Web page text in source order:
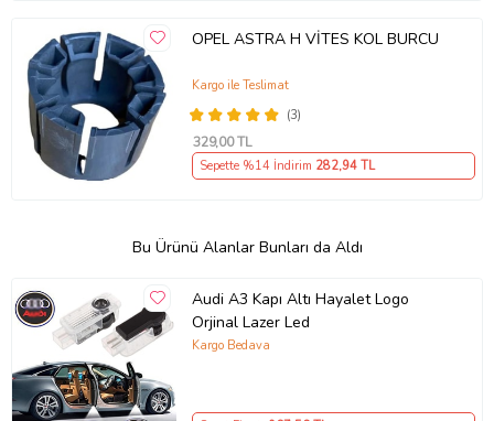
OPEL ASTRA H VİTES KOL BURCU
(3)
Kargo ile Teslimat
329,00 TL
Sepette %14 İndirim 282,94 TL
Bu Ürünü Alanlar Bunları da Aldı
Audi A3 Kapı Altı Hayalet Logo
Orjinal Lazer Led
Kargo Bedava